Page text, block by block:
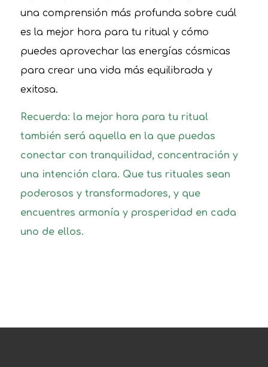
una comprensión más profunda sobre cuál
es la mejor hora para tu ritual y cómo
puedes aprovechar las energías cósmicas
para crear una vida más equilibrada y
exitosa.
Recuerda: la mejor hora para tu ritual
también será aquella en la que puedas
conectar con tranquilidad, concentración y
una intención clara. Que tus rituales sean
poderosos y transformadores, y que
encuentres armonía y prosperidad en cada
uno de ellos.